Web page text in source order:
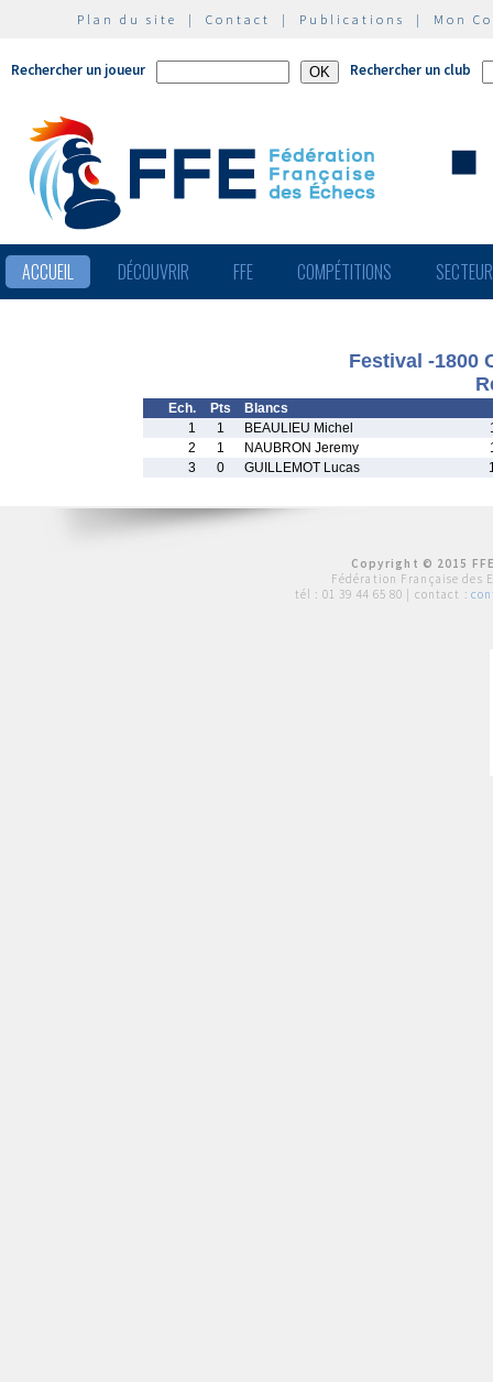
Plan du site | Contact | Publications | Mon
Rechercher un joueur Rechercher un club
ACCUEIL DÉCOUVRIR FFE COMPÉTITIONS
Festival -1800
Ech. Pts
Blancs
1
1 BEAULIEU Michel
2
1 NAUBRON Jeremy
3
0 GUILLEMOT Lucas
Copyright © 2015
Fédération Française des
tél : 01 39 44 65 80 | contact :